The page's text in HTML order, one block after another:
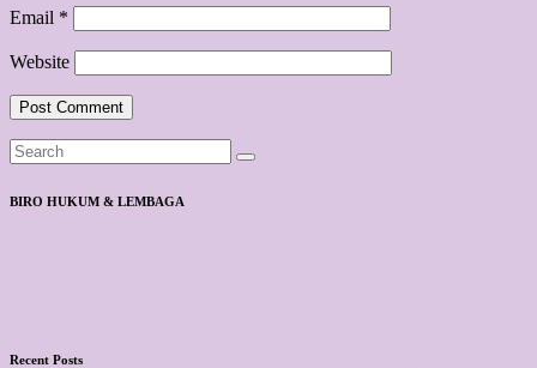
Email *
Website
BIRO HUKUM & LEMBAGA
Recent Posts